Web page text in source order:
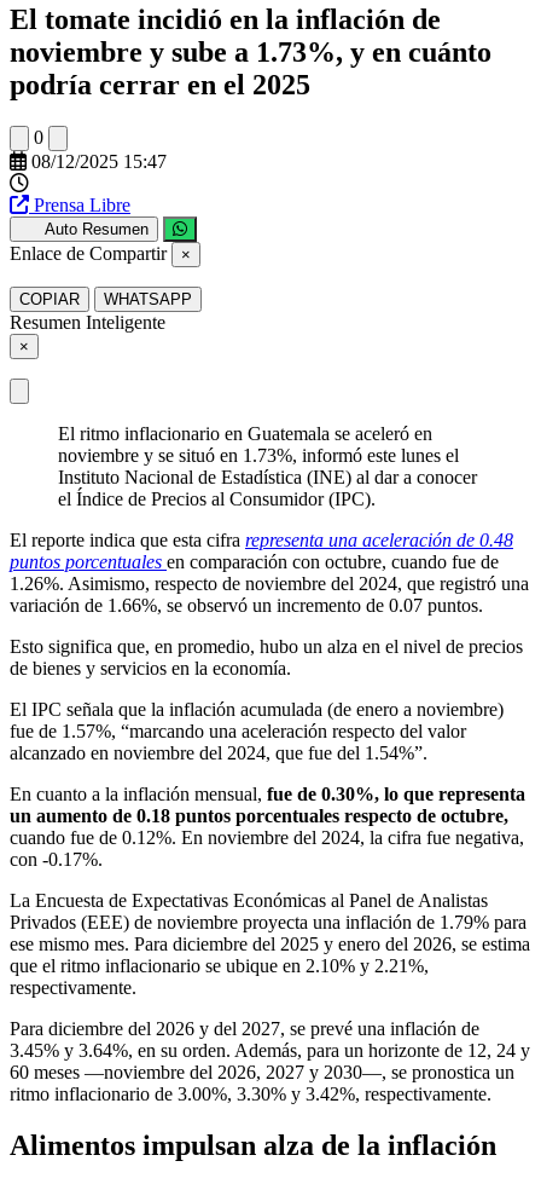
El tomate incidió en la inflación de
noviembre y sube a 1.73%, y en cuánto
podría cerrar en el 2025
0
08/12/2025 15:47
Prensa Libre
Auto Resumen
Enlace de Compartir ×
COPIAR WHATSAPP
Resumen Inteligente
×
El ritmo inflacionario en Guatemala se aceleró en
noviembre y se situó en 1.73%, informó este lunes el
Instituto Nacional de Estadística (INE) al dar a conocer
el Índice de Precios al Consumidor (IPC).
El reporte indica que esta cifra representa una aceleración de 0.48
puntos porcentuales en comparación con octubre, cuando fue de
1.26%. Asimismo, respecto de noviembre del 2024, que registró una
variación de 1.66%, se observó un incremento de 0.07 puntos.
Esto significa que, en promedio, hubo un alza en el nivel de precios
de bienes y servicios en la economía.
El IPC señala que la inflación acumulada (de enero a noviembre)
fue de 1.57%, “marcando una aceleración respecto del valor
alcanzado en noviembre del 2024, que fue del 1.54%”.
En cuanto a la inflación mensual, fue de 0.30%, lo que representa
un aumento de 0.18 puntos porcentuales respecto de octubre,
cuando fue de 0.12%. En noviembre del 2024, la cifra fue negativa,
con -0.17%.
La Encuesta de Expectativas Económicas al Panel de Analistas
Privados (EEE) de noviembre proyecta una inflación de 1.79% para
ese mismo mes. Para diciembre del 2025 y enero del 2026, se estima
que el ritmo inflacionario se ubique en 2.10% y 2.21%,
respectivamente.
Para diciembre del 2026 y del 2027, se prevé una inflación de
3.45% y 3.64%, en su orden. Además, para un horizonte de 12, 24 y
60 meses —noviembre del 2026, 2027 y 2030—, se pronostica un
ritmo inflacionario de 3.00%, 3.30% y 3.42%, respectivamente.
Alimentos impulsan alza de la inflación